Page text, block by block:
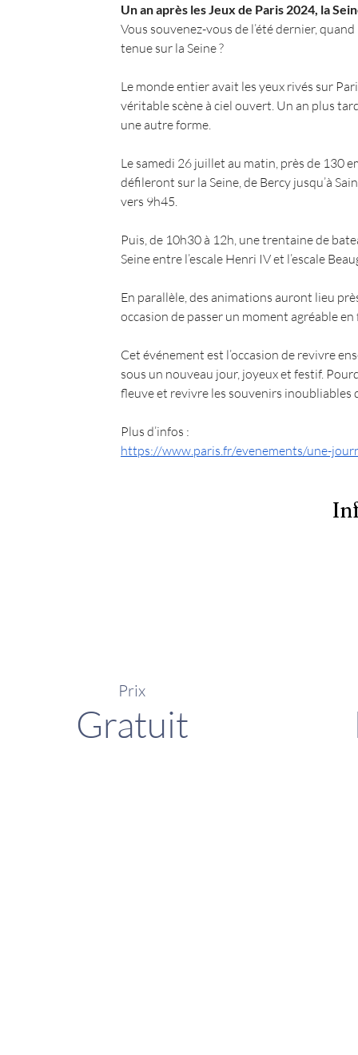
Un an après les Jeux de Paris 2024, la
Vous souvenez-vous de l’été dernier,
tenue sur la Seine ?
Le monde entier avait les yeux rivés sur
véritable scène à ciel ouvert. Un an plus
une autre forme.
Le samedi 26 juillet au matin, près de 130
défileront sur la Seine, de Bercy jusqu’à
vers 9h45.
Puis, de 10h30 à 12h, une trentaine de
Seine entre l’escale Henri IV et l’escale
En parallèle, des animations auront lieu
occasion de passer un moment agréable
Cet événement est l’occasion de revivre
sous un nouveau jour, joyeux et festif.
fleuve et revivre les souvenirs inoubliables
Plus d’infos :
https://www.paris.fr/evenements/une-
Gratuit
Prix